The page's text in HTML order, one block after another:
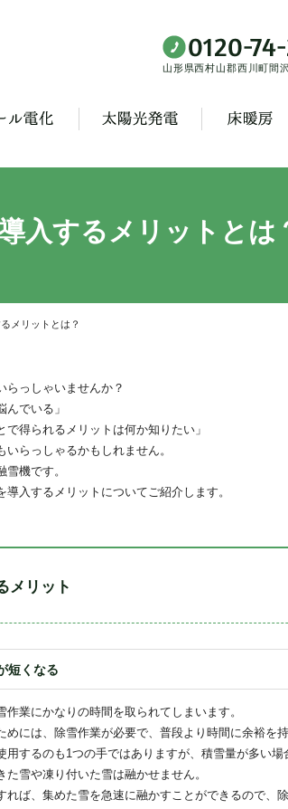
山形県西村山郡西川町間
入するメリットとは
メリットとは？
らっしゃいませんか？
んでいる」
で得られるメリットは何か知りたい」
らっしゃるかもしれません。
機です。
導入するメリットについてご紹介します。
メリット
短くなる
作業にかなりの時間を取られてしまいます。
めには、除雪作業が必要で、普段より時間に余裕を
用するのも1つの手ではありますが、積雪量が多い
た雪や凍り付いた雪は融かせません。
れば、集めた雪を急速に融かすことができるので、